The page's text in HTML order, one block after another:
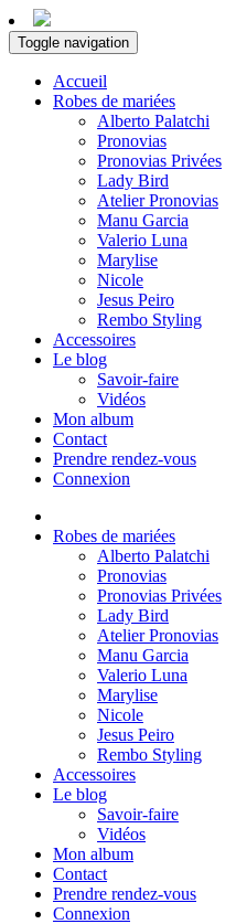
Toggle navigation
Accueil
Robes de mariées
Alberto Palatchi
Pronovias
Pronovias Privées
Lady Bird
Atelier Pronovias
Manu Garcia
Valerio Luna
Marylise
Nicole
Jesus Peiro
Rembo Styling
Accessoires
Le blog
Savoir-faire
Vidéos
Mon album
Contact
Prendre rendez-vous
Connexion
Robes de mariées
Alberto Palatchi
Pronovias
Pronovias Privées
Lady Bird
Atelier Pronovias
Manu Garcia
Valerio Luna
Marylise
Nicole
Jesus Peiro
Rembo Styling
Accessoires
Le blog
Savoir-faire
Vidéos
Mon album
Contact
Prendre rendez-vous
Connexion